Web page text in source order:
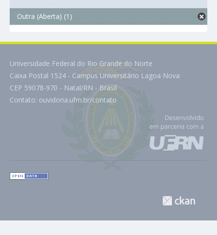
Outra (Aberta) (1)
Universidade Federal do Rio Grande do Norte
Caixa Postal 1524 - Campus Universitário Lagoa Nova
CEP 59078-970 - Natal/RN - Brasil
Contato: ouvidoria.ufrn.br/contato